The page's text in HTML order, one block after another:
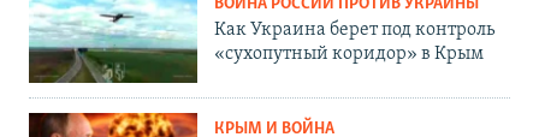
ВОЙНА РОССИИ ПРОТИВ УКРАИНЫ
Как Украина берет под контроль
«сухопутный коридор» в Крым
КРЫМ И ВОЙНА